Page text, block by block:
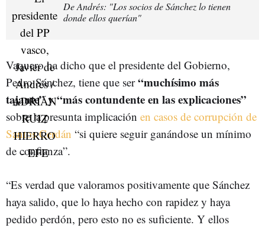
De Andrés: "Los socios de Sánchez lo tienen
donde ellos querían"
Vaquero ha dicho que el presidente del Gobierno,
Pedro Sánchez, tiene que ser“muchísimo más
tajante” y “más contundente en las explicaciones”
sobre la presunta implicación en casos de corrupción de
Santos Cerdán “si quiere seguir ganándose un mínimo
de confianza”.
“Es verdad que valoramos positivamente que Sánchez
haya salido, que lo haya hecho con rapidez y haya
pedido perdón, pero esto no es suficiente. Y ellos